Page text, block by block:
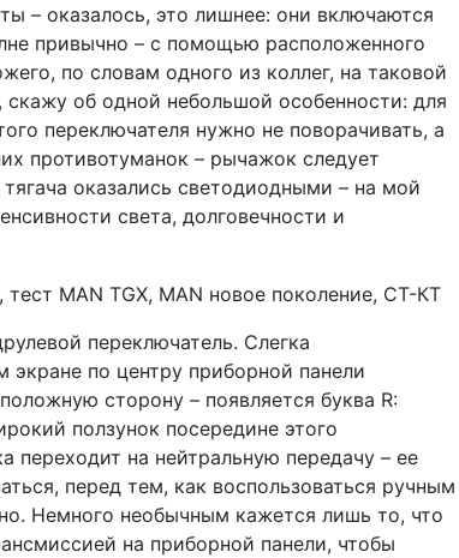
– оказалось, это лишнее: они включаются
привычно – с помощью расположенного
по словам одного из коллег, на таковой
об одной небольшой особенности: для
переключателя нужно не поворачивать, а
противотуманок – рычажок следует
оказались светодиодными – на мой
света, долговечности и
переключатель. Слегка
экране по центру приборной панели
сторону – появляется буква R:
ползунок посередине этого
переходит на нейтральную передачу – ее
перед тем, как воспользоваться ручным
Немного необычным кажется лишь то, что
на приборной панели, чтобы